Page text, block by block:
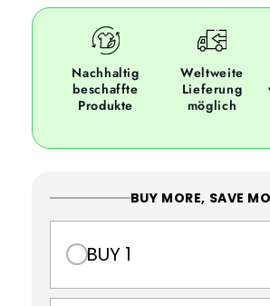
Nachhaltig
beschaffte
Produkte
Weltweite
Lieferung
möglich
BUY MORE, SAVE
BUY 1